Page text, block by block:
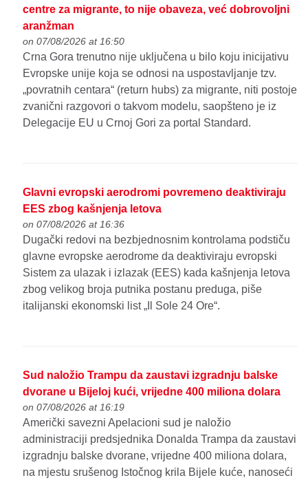
centre za migrante, to nije obaveza, već dobrovoljni
aranžman
on 07/08/2026 at 16:50
Crna Gora trenutno nije uključena u bilo koju inicijativu
Evropske unije koja se odnosi na uspostavljanje tzv.
„povratnih centara“ (return hubs) za migrante, niti postoje
zvanični razgovori o takvom modelu, saopšteno je iz
Delegacije EU u Crnoj Gori za portal Standard.
Glavni evropski aerodromi povremeno deaktiviraju
EES zbog kašnjenja letova
on 07/08/2026 at 16:36
Dugački redovi na bezbjednosnim kontrolama podstiču
glavne evropske aerodrome da deaktiviraju evropski
Sistem za ulazak i izlazak (EES) kada kašnjenja letova
zbog velikog broja putnika postanu preduga, piše
italijanski ekonomski list „Il Sole 24 Ore“.
Sud naložio Trampu da zaustavi izgradnju balske
dvorane u Bijeloj kući, vrijedne 400 miliona dolara
on 07/08/2026 at 16:19
Američki savezni Apelacioni sud je naložio
administraciji predsjednika Donalda Trampa da zaustavi
izgradnju balske dvorane, vrijedne 400 miliona dolara,
na mjestu srušenog Istočnog krila Bijele kuće, nanoseći